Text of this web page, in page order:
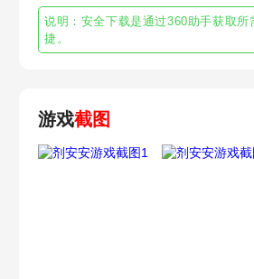
说明：安全下载是通过360助手获取所
捷。
游戏截图